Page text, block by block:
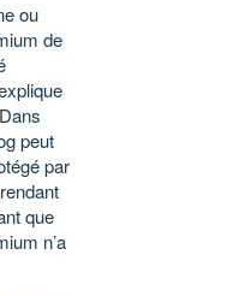
ou
de
peut
par
que
n’a